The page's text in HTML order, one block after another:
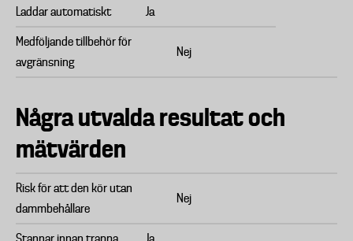
Laddar automatiskt Ja
Medföljande tillbehör för
avgränsning
Nej
Några utvalda resultat och
mätvärden
Risk för att den kör utan
dammbehållare
Nej